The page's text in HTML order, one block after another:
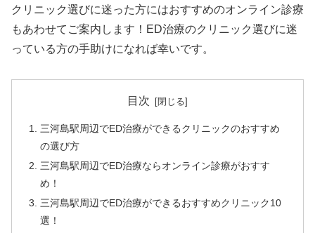
クリニック選びに迷った方にはおすすめのオンライン診療
もあわせてご案内します！ED治療のクリニック選びに迷
っている方の手助けになれば幸いです。
目次
三河島駅周辺でED治療ができるクリニックのおすすめ
の選び方
三河島駅周辺でED治療ならオンライン診療がおすす
め！
三河島駅周辺でED治療ができるおすすめクリニック10
選！